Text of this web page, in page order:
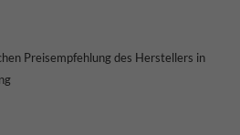
Preisempfehlung des Herstellers in